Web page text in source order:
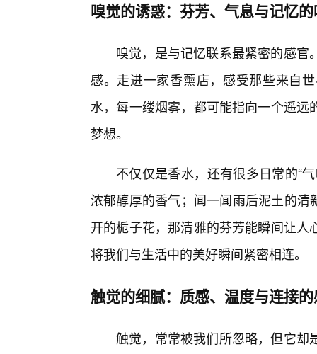
嗅觉的诱惑：芬芳、气息与记忆
嗅觉，是与记忆联系最紧密的感
感。走进一家香薰店，感受那些来自
水，每一缕烟雾，都可能指向一个遥
梦想。
不仅仅是香水，还有很多日常的“
浓郁醇厚的香气；闻一闻雨后泥土的
开的栀子花，那清雅的芬芳能瞬间让
将我们与生活中的美好瞬间紧密相连。
触觉的细腻：质感、温度与连接
触觉，常常被我们所忽略，但它却